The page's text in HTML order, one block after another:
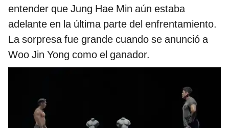
entender que Jung Hae Min aún estaba
adelante en la última parte del enfrentamiento.
La sorpresa fue grande cuando se anunció a
Woo Jin Yong como el ganador.